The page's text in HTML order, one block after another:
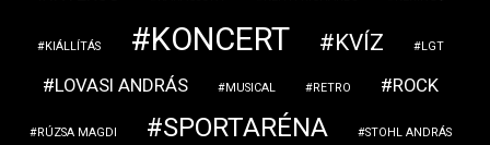
KIÁLLÍTÁS KONCERT KVÍZ LGT
LOVASI ANDRÁS MUSICAL RETRO ROCK
RÚZSA MAGDI SPORTARÉNA STOHL ANDRÁS